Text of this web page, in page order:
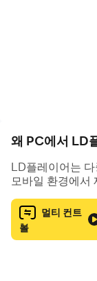
간단한 조작:
어 누구나 빠
2. 빠르게 보석
캣점프에서 중요
왜 PC에서 LD
LD플레이어는
모바일 환경에서
멀티 컨트
롤